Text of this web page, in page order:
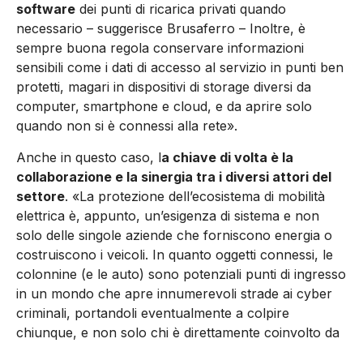
software dei punti di ricarica privati quando
necessario – suggerisce Brusaferro – Inoltre, è
sempre buona regola conservare informazioni
sensibili come i dati di accesso al servizio in punti ben
protetti, magari in dispositivi di storage diversi da
computer, smartphone e cloud, e da aprire solo
quando non si è connessi alla rete».
Anche in questo caso, la chiave di volta è la
collaborazione e la sinergia tra i diversi attori del
settore. «La protezione dell’ecosistema di mobilità
elettrica è, appunto, un’esigenza di sistema e non
solo delle singole aziende che forniscono energia o
costruiscono i veicoli. In quanto oggetti connessi, le
colonnine (e le auto) sono potenziali punti di ingresso
in un mondo che apre innumerevoli strade ai cyber
criminali, portandoli eventualmente a colpire
chiunque, e non solo chi è direttamente coinvolto da